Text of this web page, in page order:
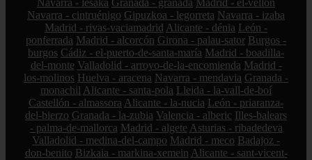
Navarra - lesaka Granada - granada Madrid - el-vellón
Navarra - cintruénigo Gipuzkoa - legorreta Navarra - izaba
Madrid - rivas-vaciamadrid Alicante - dénia León -
ponferrada Madrid - alcorcón Girona - palau-sator Burgos -
burgos Cádiz - el-puerto-de-santa-maría Madrid - boadilla-
del-monte Valladolid - arroyo-de-la-encomienda Madrid -
los-molinos Huelva - aracena Navarra - mendavia Granada -
monachil Alicante - santa-pola Lleida - la-vall-de-boí
Castellón - almassora Alicante - la-nucia León - priaranza-
del-bierzo Granada - la-zubia Valencia - alberic Illes-balears
- palma-de-mallorca Madrid - algete Asturias - ribadedeva
Valladolid - medina-del-campo Madrid - meco Badajoz -
don-benito Bizkaia - markina-xemein Alicante - sant-vicent-